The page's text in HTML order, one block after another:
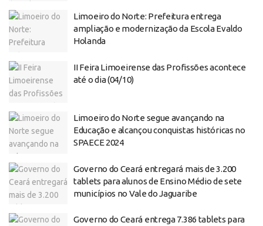
Limoeiro do Norte: Prefeitura entrega
ampliação e modernização da Escola Evaldo
Holanda
II Feira Limoeirense das Profissões acontece
até o dia (04/10)
Limoeiro do Norte segue avançando na
Educação e alcançou conquistas históricas no
SPAECE 2024
Governo do Ceará entregará mais de 3.200
tablets para alunos de Ensino Médio de sete
municípios no Vale do Jaguaribe
Governo do Ceará entrega 7.386 tablets para